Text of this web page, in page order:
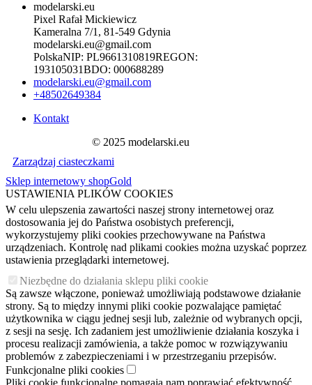
modelarski.eu
Pixel Rafał Mickiewicz
Kameralna 7/1, 81-549 Gdynia
modelarski.eu@gmail.com
PolskaNIP: PL9661310819REGON:
193105031BDO: 000688289
modelarski.eu@gmail.com
+48502649384
Kontakt
© 2025 modelarski.eu
Zarządzaj ciasteczkami
Sklep internetowy shopGold
USTAWIENIA PLIKÓW COOKIES
W celu ulepszenia zawartości naszej strony internetowej oraz
dostosowania jej do Państwa osobistych preferencji,
wykorzystujemy pliki cookies przechowywane na Państwa
urządzeniach. Kontrolę nad plikami cookies można uzyskać poprzez
ustawienia przeglądarki internetowej.
Niezbędne do działania sklepu pliki cookie
Są zawsze włączone, ponieważ umożliwiają podstawowe działanie
strony. Są to między innymi pliki cookie pozwalające pamiętać
użytkownika w ciągu jednej sesji lub, zależnie od wybranych opcji,
z sesji na sesję. Ich zadaniem jest umożliwienie działania koszyka i
procesu realizacji zamówienia, a także pomoc w rozwiązywaniu
problemów z zabezpieczeniami i w przestrzeganiu przepisów.
Funkcjonalne pliki cookies